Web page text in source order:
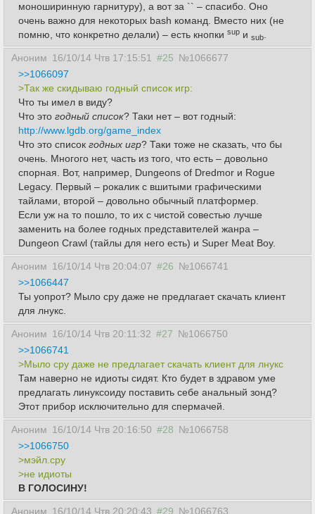
моноширинную гарнитуру), а вот за `` – спасибо. Оно
очень важно для некоторых bash команд. Вместо них (не
помню, что конкретно делали) – есть кнопки sup и sub
Аноним 16/10/14 Чтв 17:15:51 #25 №1066677
>>1066097
>Так же скидываю годный список игр:
Что ты имел в виду?
Что это годный список? Таки нет – вот годный:
http://www.lgdb.org/game_index
Что это список годных игр? Таки тоже не сказать, что бы
очень. Многого нет, часть из того, что есть – довольно
спорная. Вот, например, Dungeons of Dredmor и Rogue
Legacy. Первый – рокалик с вшитыми графическими
тайлами, второй – довольно обычный платформер.
Если уж на то пошло, то их с чистой совестью лучше
заменить на более годных представителей жанра –
Dungeon Crawl (тайлы для него есть) и Super Meat Boy.
Аноним 16/10/14 Чтв 20:04:07 #26 №1066741
>>1066447
Ты уопрот? Мыло сру даже не предлагает скачать клиент
для лнукс.
Аноним 16/10/14 Чтв 20:11:32 #27 №1066750
>>1066741
>Мыло сру даже не предлагает скачать клиент для лнукс
Там наверно не идиоты сидят. Кто будет в здравом уме
предлагать линуксоиду поставить себе анальный зонд?
Этот прибор исключительно для спермачей.
Аноним 16/10/14 Чтв 20:16:50 #28 №1066758
>>1066750
>мэйл.сру
>не идиоты
В ГОЛОСИНУ!
Аноним 16/10/14 Чтв 20:20:43 #29 №1066763